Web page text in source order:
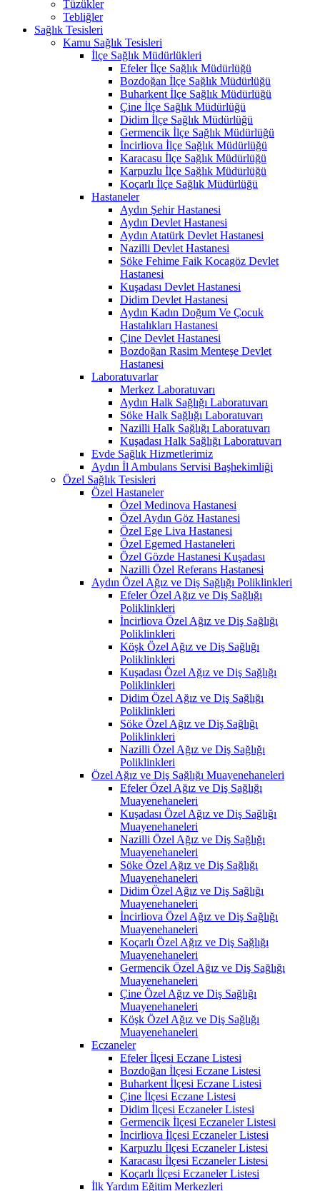
Tüzükler
Tebliğler
Sağlık Tesisleri
Kamu Sağlık Tesisleri
İlçe Sağlık Müdürlükleri
Efeler İlçe Sağlık Müdürlüğü
Bozdoğan İlçe Sağlık Müdürlüğü
Buharkent İlçe Sağlık Müdürlüğü
Çine İlçe Sağlık Müdürlüğü
Didim İlçe Sağlık Müdürlüğü
Germencik İlçe Sağlık Müdürlüğü
İncirliova İlçe Sağlık Müdürlüğü
Karacasu İlçe Sağlık Müdürlüğü
Karpuzlu İlçe Sağlık Müdürlüğü
Koçarlı İlçe Sağlık Müdürlüğü
Hastaneler
Aydın Şehir Hastanesi
Aydın Devlet Hastanesi
Aydın Atatürk Devlet Hastanesi
Nazilli Devlet Hastanesi
Söke Fehime Faik Kocagöz Devlet
Hastanesi
Kuşadası Devlet Hastanesi
Didim Devlet Hastanesi
Aydın Kadın Doğum Ve Çocuk
Hastalıkları Hastanesi
Çine Devlet Hastanesi
Bozdoğan Rasim Menteşe Devlet
Hastanesi
Laboratuvarlar
Merkez Laboratuvarı
Aydın Halk Sağlığı Laboratuvarı
Söke Halk Sağlığı Laboratuvarı
Nazilli Halk Sağlığı Laboratuvarı
Kuşadası Halk Sağlığı Laboratuvarı
Evde Sağlık Hizmetlerimiz
Aydın İl Ambulans Servisi Başhekimliği
Özel Sağlık Tesisleri
Özel Hastaneler
Özel Medinova Hastanesi
Özel Aydın Göz Hastanesi
Özel Ege Liva Hastanesi
Özel Egemed Hastaneleri
Özel Gözde Hastanesi Kuşadası
Nazilli Özel Referans Hastanesi
Aydın Özel Ağız ve Diş Sağlığı Poliklinkleri
Efeler Özel Ağız ve Diş Sağlığı
Poliklinkleri
İncirliova Özel Ağız ve Diş Sağlığı
Poliklinkleri
Köşk Özel Ağız ve Diş Sağlığı
Poliklinkleri
Kuşadası Özel Ağız ve Diş Sağlığı
Poliklinkleri
Didim Özel Ağız ve Diş Sağlığı
Poliklinkleri
Söke Özel Ağız ve Diş Sağlığı
Poliklinkleri
Nazilli Özel Ağız ve Diş Sağlığı
Poliklinkleri
Özel Ağız ve Diş Sağlığı Muayenehaneleri
Efeler Özel Ağız ve Diş Sağlığı
Muayenehaneleri
Kuşadası Özel Ağız ve Diş Sağlığı
Muayenehaneleri
Nazilli Özel Ağız ve Diş Sağlığı
Muayenehaneleri
Söke Özel Ağız ve Diş Sağlığı
Muayenehaneleri
Didim Özel Ağız ve Diş Sağlığı
Muayenehaneleri
İncirliova Özel Ağız ve Diş Sağlığı
Muayenehaneleri
Koçarlı Özel Ağız ve Diş Sağlığı
Muayenehaneleri
Germencik Özel Ağız ve Diş Sağlığı
Muayenehaneleri
Çine Özel Ağız ve Diş Sağlığı
Muayenehaneleri
Köşk Özel Ağız ve Diş Sağlığı
Muayenehaneleri
Eczaneler
Efeler İlçesi Eczane Listesi
Bozdoğan İlçesi Eczane Listesi
Buharkent İlçesi Eczane Listesi
Çine İlçesi Eczane Listesi
Didim İlçesi Eczaneler Listesi
Germencik İlçesi Eczaneler Listesi
İncirliova İlçesi Eczaneler Listesi
Karpuzlu İlçesi Eczaneler Listesi
Karacasu İlçesi Eczaneler Listesi
Koçarlı İlçesi Eczaneler Listesi
İlk Yardım Eğitim Merkezleri